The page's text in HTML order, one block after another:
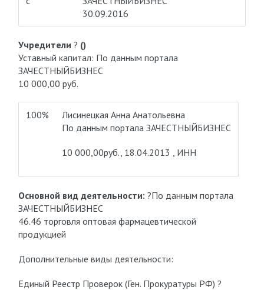
30.09.2016
Учредители ? ()
Уставный капитал: По данным портала
ЗАЧЕСТНЫЙБИЗНЕС
10 000,00 руб.
100%
Лисинецкая Анна Анатольевна
По данным портала ЗАЧЕСТНЫЙБИЗНЕС
10 000,00руб., 18.04.2013 , ИНН
Основной вид деятельности: ?По данным портала
ЗАЧЕСТНЫЙБИЗНЕС
46.46 торговля оптовая фармацевтической
продукцией
Дополнительные виды деятельности:
Единый Реестр Проверок (Ген. Прокуратуры РФ) ?